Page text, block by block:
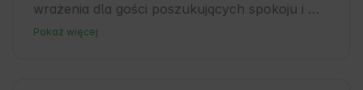
wrażenia dla gości poszukujących spokoju i
kontaktu z naturą. Ten przytulny domek jest
Pokaż więcej